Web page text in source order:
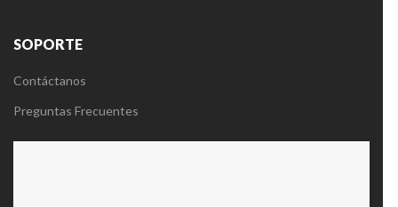
SOPORTE
Contáctanos
Preguntas Frecuentes